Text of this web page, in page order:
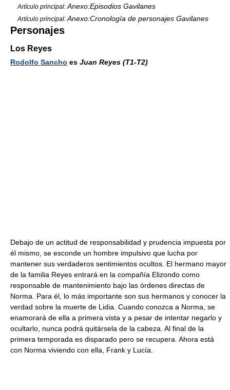
Artículo principal:Anexo:Episodios Gavilanes
Artículo principal: Anexo:Cronología de personajes Gavilanes
Personajes
Los Reyes
Rodolfo Sancho es Juan Reyes (T1-T2)
Debajo de un actitud de responsabilidad y prudencia impuesta por
él mismo, se esconde un hombre impulsivo que lucha por
mantener sus verdaderos sentimientos ocultos. El hermano mayor
de la familia Reyes entrará en la compañía Elizondo como
responsable de mantenimiento bajo las órdenes directas de
Norma. Para él, lo más importante son sus hermanos y conocer la
verdad sobre la muerte de Lidia. Cuando conozca a Norma, se
enamorará de ella a primera vista y a pesar de intentar negarlo y
ocultarlo, nunca podrá quitársela de la cabeza. Al final de la
primera temporada es disparado pero se recupera. Ahora está
con Norma viviendo con ella, Frank y Lucía.